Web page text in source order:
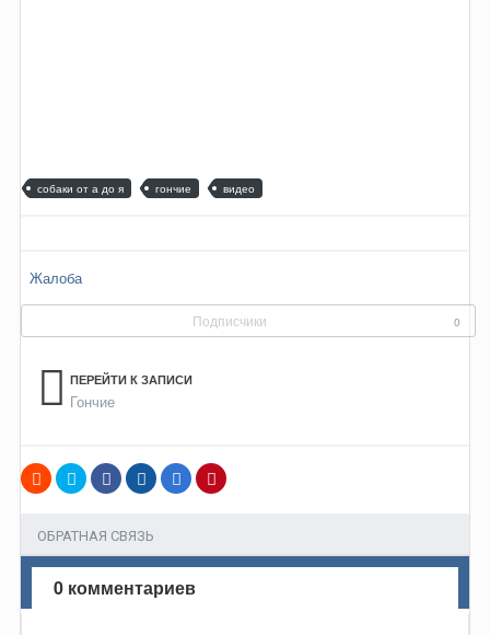
собаки от а до я гончие видео
Жалоба
Подписчики 0
ПЕРЕЙТИ К ЗАПИСИ
Гончие
ОБРАТНАЯ СВЯЗЬ
0 комментариев